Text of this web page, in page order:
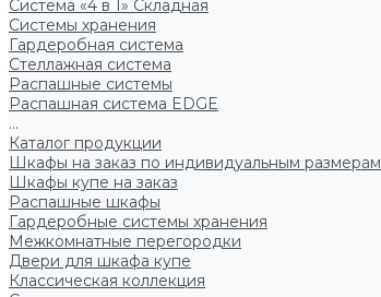
Система «4 в 1» Складная
Системы хранения
Гардеробная система
Стеллажная система
Распашные системы
Распашная система EDGE
...
Каталог продукции
Шкафы на заказ по индивидуальным размерам
Шкафы купе на заказ
Распашные шкафы
Гардеробные системы хранения
Межкомнатные перегородки
Двери для шкафа купе
Классическая коллекция